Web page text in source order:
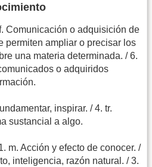
Comunicación o adquisición de
permiten ampliar o precisar los
una materia determinada. / 6.
o adquiridos
inspirar. / 4. tr.
sustancial a algo.
m. Acción y efecto de conocer. /
inteligencia, razón natural. / 3.